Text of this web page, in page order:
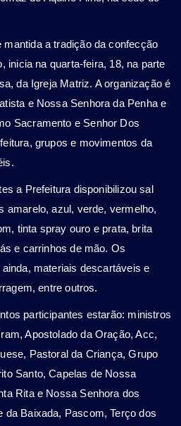
mantida a tradição da confecção
inicia na quarta-feira, 18, na parte
da Igreja Matriz. A organização é
e Nossa Senhora da Penha e
Sacramento e Senhor Dos
grupos e movimentos da
a Prefeitura disponibilizou sal
amarelo, azul, verde, vermelho,
tinta spray ouro e prata, brita
e carrinhos de mão. Os
materiais descartáveis e
entre outros.
participantes estarão: ministros
Apostolado da Oração, Acc,
Pastoral da Criança, Grupo
Santo, Capelas de Nossa
Rita e Nossa Senhora dos
da Baixada, Pascom, Terço dos